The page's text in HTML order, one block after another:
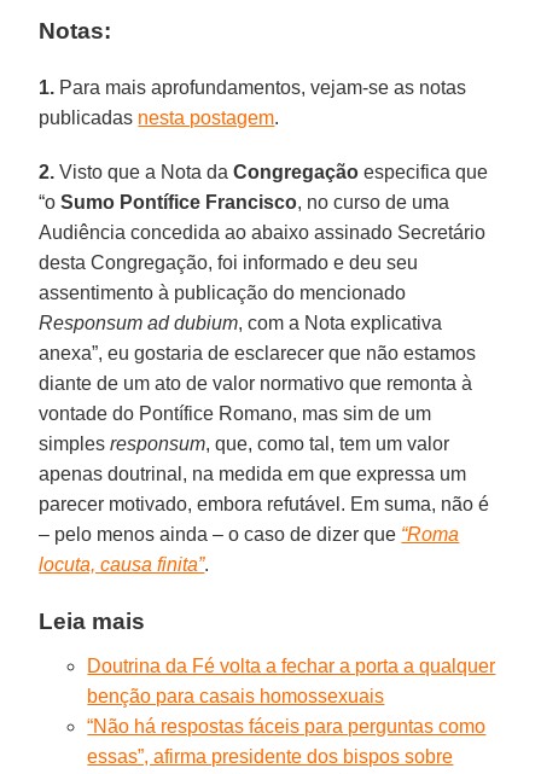
Notas:
1. Para mais aprofundamentos, vejam-se as notas
publicadas nesta postagem.
2. Visto que a Nota daCongregação especifica que
“oSumo Pontífice Francisco, no curso de uma
Audiência concedida ao abaixo assinado Secretário
desta Congregação, foi informado e deu seu
assentimento à publicação do mencionado
Responsum ad dubium, com a Nota explicativa
anexa”, eu gostaria de esclarecer que não estamos
diante de um ato de valor normativo que remonta à
vontade do Pontífice Romano, mas sim de um
simplesresponsum, que, como tal, tem um valor
apenas doutrinal, na medida em que expressa um
parecer motivado, embora refutável. Em suma, não é
– pelo menos ainda – o caso de dizer que “Roma
locuta, causa finita”.
Leia mais
Doutrina da Fé volta a fechar a porta a qualquer
benção para casais homossexuais
“Não há respostas fáceis para perguntas como
essas”, afirma presidente dos bispos sobre